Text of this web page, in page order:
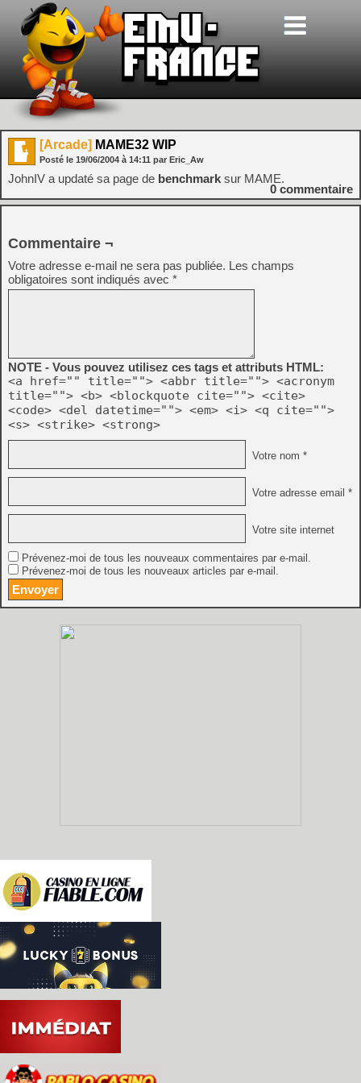
[Arcade] MAME32 WIP
Posté le 19/06/2004 à 14:11 par Eric_Aw
JohnIV a updaté sa page de benchmark sur MAME.
0 commentaire
Commentaire ¬
Votre adresse e-mail ne sera pas publiée. Les champs
obligatoires sont indiqués avec *
NOTE - Vous pouvez utilisez ces tags et attributs HTML:
<a href="" title=""> <abbr title=""> <acronym
title=""> <b> <blockquote cite=""> <cite>
<code> <del datetime=""> <em> <i> <q cite="">
<s> <strike> <strong>
Votre nom *
Votre adresse email *
Votre site internet
Prévenez-moi de tous les nouveaux commentaires par e-mail.
Prévenez-moi de tous les nouveaux articles par e-mail.